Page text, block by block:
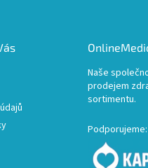
Naše
prodejem
sortimentu.
Podporujeme: